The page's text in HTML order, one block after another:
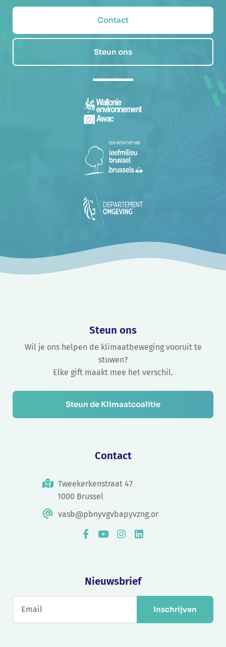
Contact
Steun ons
Steun ons
Wil je ons helpen de klimaatbeweging vooruit te
stuwen?
Elke gift maakt mee het verschil.
Steun de Klimaatcoalitie
Contact
Tweekerkenstraat 47
1000 Brussel
vasb@pbnyvgvbapyvzng.or
Nieuwsbrief
Inschrijven